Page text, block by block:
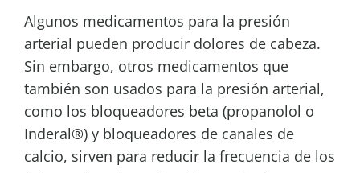
Algunos medicamentos para la presión
arterial pueden producir dolores de cabeza.
Sin embargo, otros medicamentos que
también son usados para la presión arterial,
como los bloqueadores beta (propanolol o
Inderal®) y bloqueadores de canales de
calcio, sirven para reducir la frecuencia de los